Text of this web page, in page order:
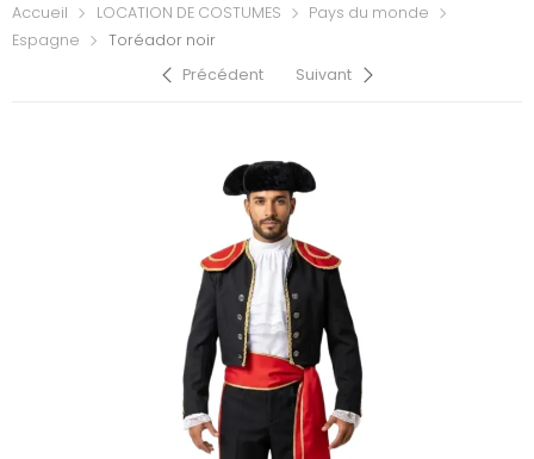
Accueil LOCATION DE COSTUMES
Pays du monde
Espagne
Toréador noir
Précédent
Suivant